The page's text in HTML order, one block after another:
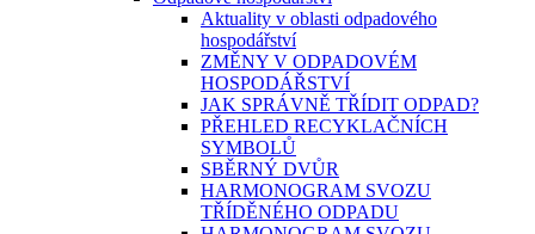
Aktuality v oblasti odpadového
hospodářství
ZMĚNY V ODPADOVÉM
HOSPODÁŘSTVÍ
JAK SPRÁVNĚ TŘÍDIT ODPAD?
PŘEHLED RECYKLAČNÍCH
SYMBOLŮ
SBĚRNÝ DVŮR
HARMONOGRAM SVOZU
TŘÍDĚNÉHO ODPADU